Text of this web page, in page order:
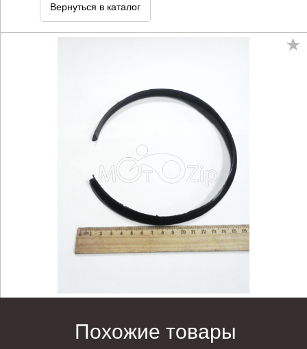
Вернуться в каталог
Похожие товары